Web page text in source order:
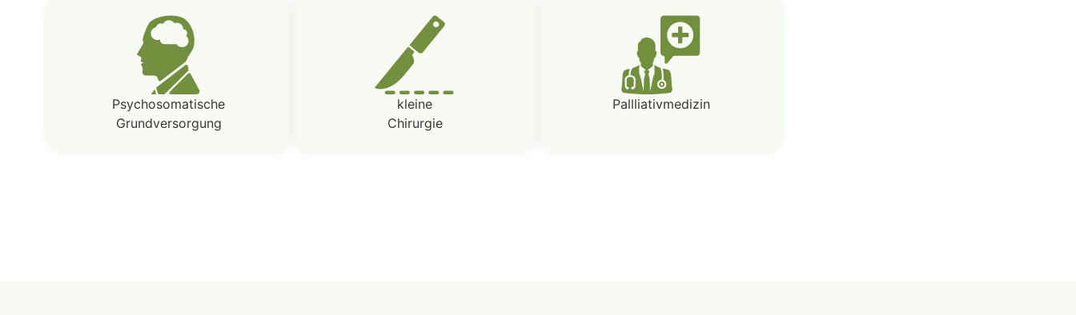
Psychosomatische
Grundversorgung
kleine
Chirurgie
Pallliativmedizin